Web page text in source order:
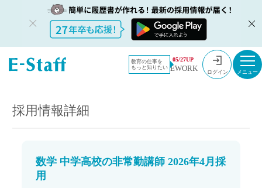
教育の仕事を
もっと知りたい
05/27UP
EWORK ログイン
教員採用情
報のイー・
採用情報
数学 中学高校の非常勤講師 2026年4月採用
採用情報詳細
数学 中学高校の非常勤講師 2026年4月採
用